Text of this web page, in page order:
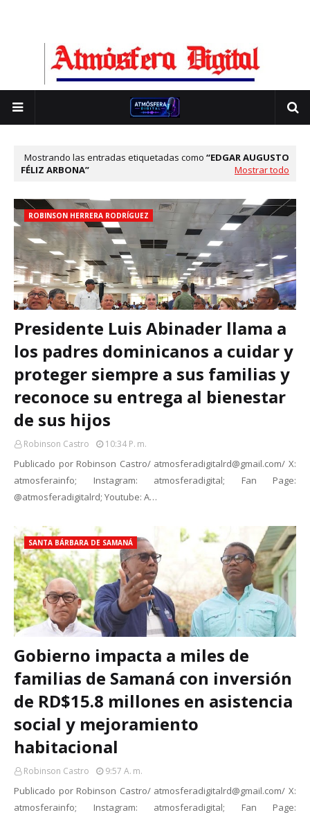
Mostrando las entradas etiquetadas como
EDGAR AUGUSTO
FÉLIZ ARBONA
Mostrar todo
ROBINSON HERRERA RODRÍGUEZ
Presidente Luis Abinader llama a
los padres dominicanos a cuidar y
proteger siempre a sus familias y
reconoce su entrega al bienestar
de sus hijos
Robinson Castro 10:34 P. M.
Publicado por Robinson Castro/ atmosferadigitalrd@gmail.com/ X:
atmosferainfo; Instagram: atmosferadigital; Fan Page:
@atmosferadigitalrd; Youtube: A…
SANTA BÁRBARA DE SAMANÁ
Gobierno impacta a miles de
familias de Samaná con inversión
de RD$15.8 millones en asistencia
social y mejoramiento
habitacional
Robinson Castro 9:57 A. M.
Publicado por Robinson Castro/ atmosferadigitalrd@gmail.com/ X:
atmosferainfo; Instagram: atmosferadigital; Fan Page: